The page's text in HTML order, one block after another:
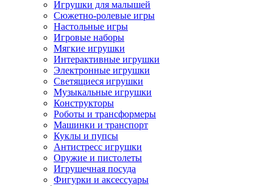
Игрушки для малышей
Сюжетно-ролевые игры
Настольные игры
Игровые наборы
Мягкие игрушки
Интерактивные игрушки
Электронные игрушки
Светящиеся игрушки
Музыкальные игрушки
Конструкторы
Роботы и трансформеры
Машинки и транспорт
Куклы и пупсы
Антистресс игрушки
Оружие и пистолеты
Игрушечная посуда
Фигурки и аксессуары